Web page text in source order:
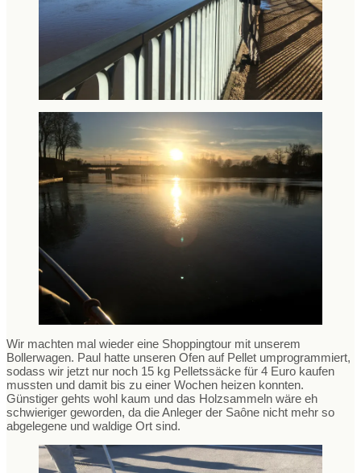
Wir machten mal wieder eine Shoppingtour mit unserem
Bollerwagen. Paul hatte unseren Ofen auf Pellet umprogrammiert,
sodass wir jetzt nur noch 15 kg Pelletssäcke für 4 Euro kaufen
mussten und damit bis zu einer Wochen heizen konnten.
Günstiger gehts wohl kaum und das Holzsammeln wäre eh
schwieriger geworden, da die Anleger der Saône nicht mehr so
abgelegene und waldige Ort sind.